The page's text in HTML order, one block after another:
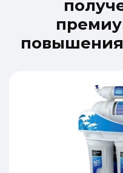
получ
премиу
повышения